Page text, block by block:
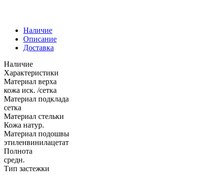
Наличие
Описание
Доставка
Наличие
Характеристики
Материал верха
кожа иск. /сетка
Материал подклада
сетка
Материал стельки
Кожа натур.
Материал подошвы
этиленвинилацетат
Полнота
средн.
Тип застежки